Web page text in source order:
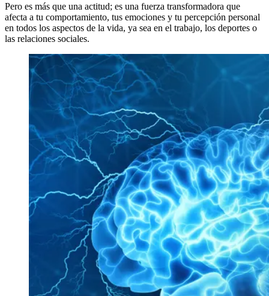
Pero es más que una actitud; es una fuerza transformadora que
afecta a tu comportamiento, tus emociones y tu percepción personal
en todos los aspectos de la vida, ya sea en el trabajo, los deportes o
las relaciones sociales.